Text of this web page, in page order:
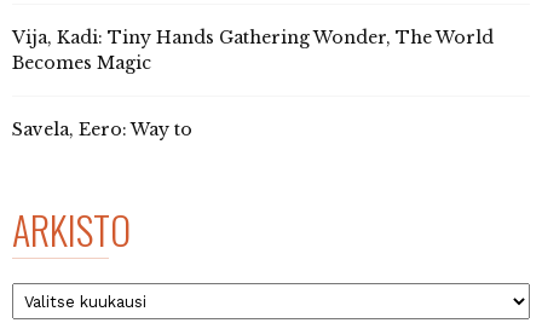
Vija, Kadi: Tiny Hands Gathering Wonder, The World
Becomes Magic
Savela, Eero: Way to
ARKISTO
Arkisto